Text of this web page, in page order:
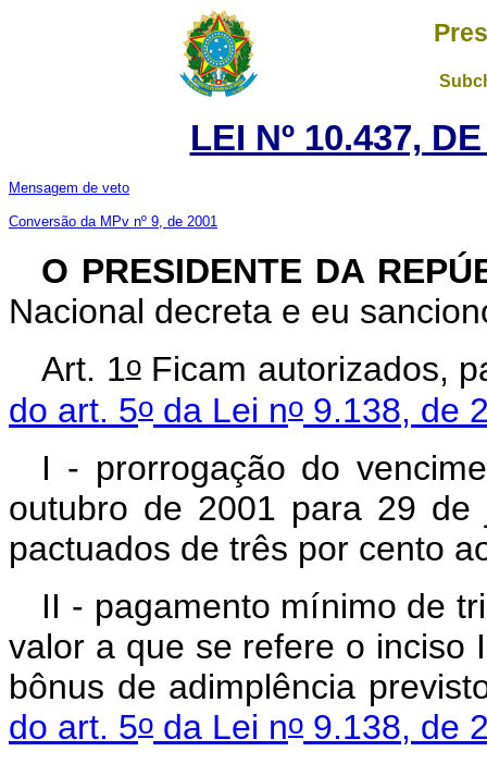
LEI Nº 10.437,
Mensagem de veto
Conversão da MPv nº 9, de 2001
O PRESIDENTE DA
Nacional decreta e eu
Art. 1oFicam autorizados,
do art. 5o da Lei no 9.138, de
I - prorrogação do
outubro de 2001 para 29
pactuados de três por cento
II - pagamento mínimo de
valor a que se refere o inciso
bônus de adimplência
do art. 5o da Lei no 9.138, de